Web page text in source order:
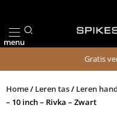
de
inhoud
menu
Gratis
Home/ Leren tas/ Leren
– 10 inch – Rivka – Zwart